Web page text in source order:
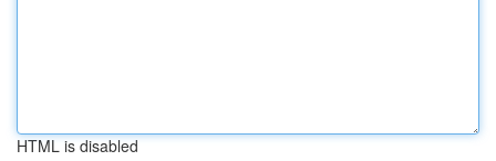
HTML is disabled